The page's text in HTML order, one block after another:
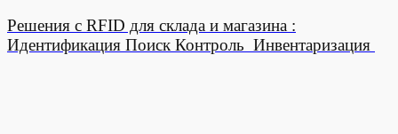
Решения с RFID для склада и магазина :
Идентификация ПоискКонтроль Инвентаризация